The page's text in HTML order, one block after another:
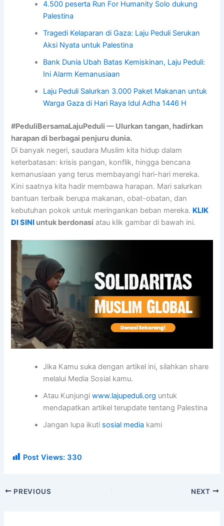
4.500 peserta Run For Humanity Solo dukung
Palestina
Tragedi Kelaparan di Gaza: Laju Peduli Serukan
Aksi Nyata untuk Palestina
Bank Dunia Ubah Batas Kemiskinan, Laju Peduli:
Ini Alarm Kemanusiaan
Laju Peduli Salurkan 3.000 Paket Makanan untuk
Warga Gaza di Hari Raya Idul Adha 1446 H
#PeduliBersamaLajuPeduli — Ulurkan tangan, hadirkan
harapan di berbagai penjuru dunia.
Di banyak negeri, saudara Muslim kita hidup dalam
keterbatasan: krisis pangan, konflik, hingga bencana
kemanusiaan yang terus membayangi hari-hari mereka.
Kini saatnya kita hadir membawa harapan. Mari salurkan
bantuan terbaik berupa makanan, obat-obatan, dan
kebutuhan pokok untuk meringankan beban mereka. KLIK
DI SINI untuk berdonasi atau klik gambar di bawah ini.
Jika Kamu suka dengan artikel ini, silahkan share
melalui Media Sosial kamu.
Atau Kunjungiwww.lajupeduli.org untuk
mendapatkan artikel terupdate tentang Palestina
Jangan lupa ikuti sosial media kami
Post Views: 330
PREVIOUS NEXT